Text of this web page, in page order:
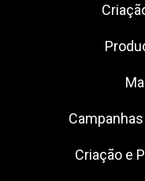
Criação e